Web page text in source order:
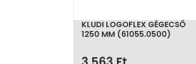
KLUDI LOGOFLEX GÉGECSŐ
1250 MM (61055.0500)